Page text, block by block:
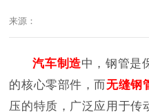
来源：
汽车制造中，钢管是
的核心零部件，而无缝钢
压的特质，广泛应用于传